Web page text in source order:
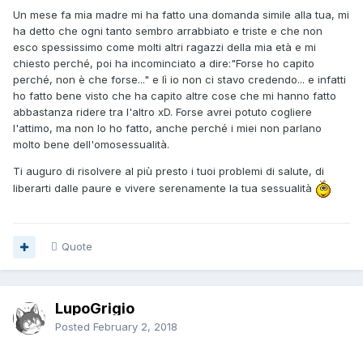
Un mese fa mia madre mi ha fatto una domanda simile alla tua, mi
ha detto che ogni tanto sembro arrabbiato e triste e che non
esco spessissimo come molti altri ragazzi della mia età e mi
chiesto perché, poi ha incominciato a dire:"Forse ho capito
perché, non è che forse..." e lì io non ci stavo credendo... e infatti
ho fatto bene visto che ha capito altre cose che mi hanno fatto
abbastanza ridere tra l'altro xD. Forse avrei potuto cogliere
l'attimo, ma non lo ho fatto, anche perché i miei non parlano
molto bene dell'omosessualità.
Ti auguro di risolvere al più presto i tuoi problemi di salute, di
liberarti dalle paure e vivere serenamente la tua sessualità
Quote
LupoGrigio
Posted February 2, 2018